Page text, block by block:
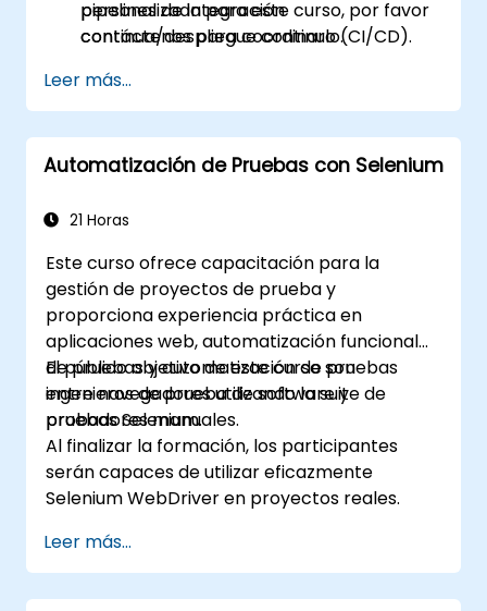
pipelines de integración
continua/despliegue continuo (CI/CD).
mejores prácticas para garantizar la
estabilidad de la automatización.
personalizada para este curso, por favor
contáctenos para coordinarlo.
Leer más...
Automatización de Pruebas con Selenium
21 Horas
Este curso ofrece capacitación para la
gestión de proyectos de prueba y
proporciona experiencia práctica en
aplicaciones web, automatización funcional
de pruebas y automatización de pruebas
entre navegadores utilizando la suite de
pruebas Selenium.
El público objetivo de este curso son
ingenieros de prueba de software y
probadores manuales.
Al finalizar la formación, los participantes
serán capaces de utilizar eficazmente
Selenium WebDriver en proyectos reales.
Leer más...